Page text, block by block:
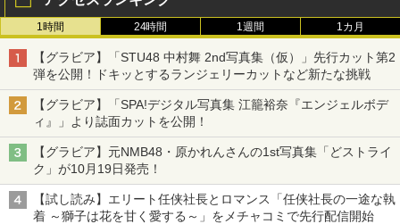
1時間 24時間 1週間 1カ月
【グラビア】「STU48 中村舞 2nd写真集（仮）」先行カット第2
弾を公開！ドキッとするランジェリーカットなど新たな挑戦
【グラビア】「SPA!デジタル写真集 江籠裕奈『エンジェルボデ
ィ』」より誌面カットを公開！
【グラビア】元NMB48・原かれんさんの1st写真集「どストライ
ク」が10月19日発売！
【試し読み】エリート任侠社長とロマンス「任侠社長の一途な執
着 ～獅子は花を甘く愛する～」をメチャコミで先行配信開始